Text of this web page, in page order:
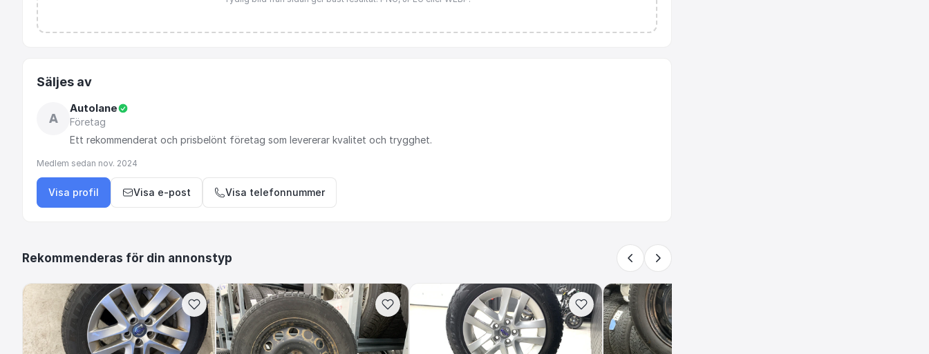
Säljes av
A
Autolane
Företag
Ett rekommenderat och prisbelönt företag som levererar kvalitet och trygghet.
Medlem sedan nov. 2024
Visa profil Visa e-post Visa telefonnummer
Rekommenderas för din annonstyp